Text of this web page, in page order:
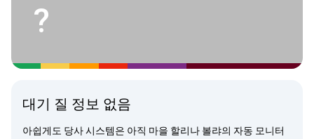
?
대기 질 정보 없음
아쉽게도 당사 시스템은 아직 마을 할리나 볼랴의 자동 모니터